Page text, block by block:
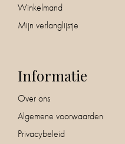
Winkelmand
Mijn verlanglijstje
Informatie
Over ons
Algemene voorwaarden
Privacybeleid